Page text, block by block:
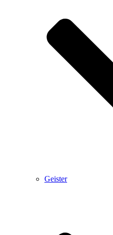
Geister